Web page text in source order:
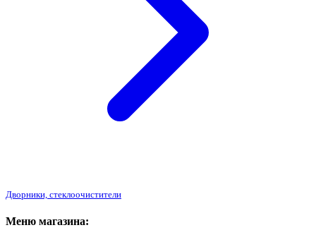
Дворники, стеклоочистители
Меню магазина: